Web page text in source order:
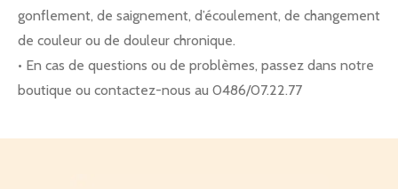
gonflement, de saignement, d’écoulement, de changement
de couleur ou de douleur chronique.
• En cas de questions ou de problèmes, passez dans notre
boutique ou contactez-nous au 0486/07.22.77